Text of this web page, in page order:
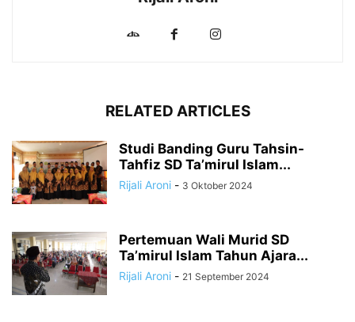
RELATED ARTICLES
Studi Banding Guru Tahsin-
Tahfiz SD Ta’mirul Islam...
Rijali Aroni - 3 Oktober 2024
Pertemuan Wali Murid SD
Ta’mirul Islam Tahun Ajara...
Rijali Aroni - 21 September 2024